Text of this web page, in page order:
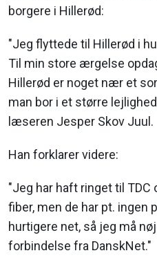
borgere i Hillerød:
"Jeg flyttede til Hillerød i
Til min store ærgelse
Hillerød er noget nær et
man bor i et større
læseren Jesper Skov Juul.
Han forklarer videre:
"Jeg har haft ringet til TDC
fiber, men de har pt. ingen
hurtigere net, så jeg må
forbindelse fra DanskNet."